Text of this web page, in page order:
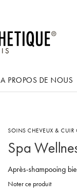
A PROPOS DE NOUS
SOINS CHEVEUX & CUIR
Spa
Après-shampooing
Noter ce produit